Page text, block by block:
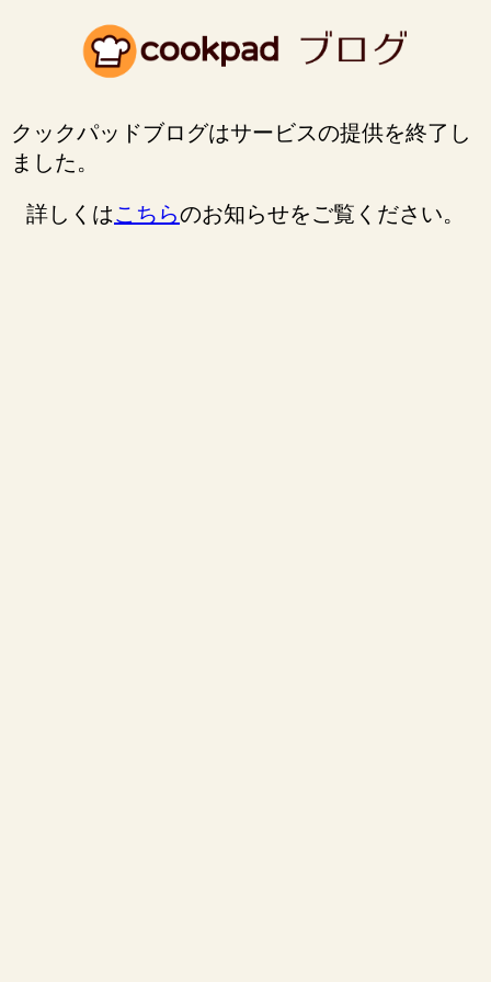
クックパッドブログはサービスの提供を終了し
ました。
詳しくはこちらのお知らせをご覧ください。